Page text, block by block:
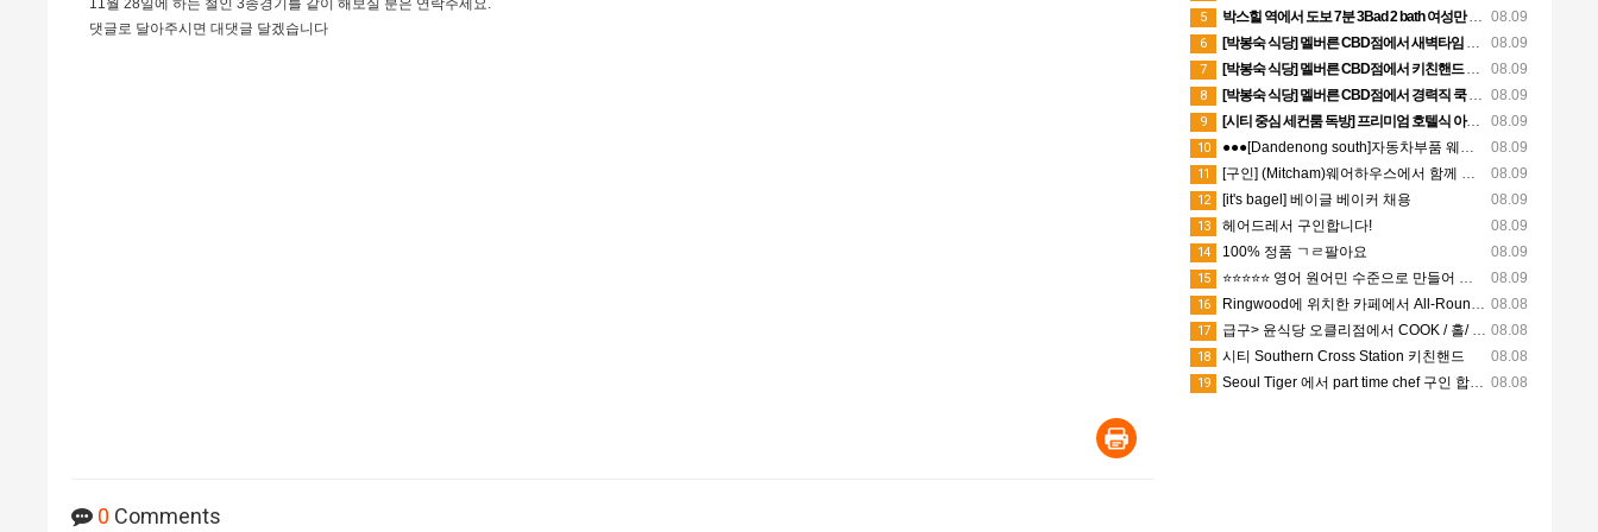
11월 28일에 하는 철인 3종경기를 같이 해보실 분은 연락주세요.
댓글로 달아주시면 대댓글 달겠습니다
0 Comments
08.09
5
박스힐 역에서 도보 7분 3Bad 2 bath 여성만 사는집 독방 쉐어생 찾습니다 (280불 빌포함)
08.09
6
[박봉숙 식당] 멜버른 CBD점에서 새벽타임 청소 직원 채용합니다 (경력자 환영)
08.09
7
[박봉숙 식당] 멜버른 CBD점에서 키친핸드 직원 채용합니다
08.09
8
[박봉숙 식당] 멜버른 CBD점에서 경력직 쿡 Cook 직원 채용합니다
08.09
9
[시티 중심 세컨룸 독방] 프리미엄 호텔식 아파트
08.09
10
●●●[Dandenong south]자동차부품 웨어하우스에서 General Hands ●파트타임 ●풀타임 (캐쥬얼)남성
08.09
11
[구인] (Mitcham)웨어하우스에서 함께 일하실 배송기사님을 구인중입니다
08.09
12
[it's bagel] 베이글 베이커 채용
08.09
13
헤어드레서 구인합니다!
08.09
14
100% 정품 ㄱㄹ팔아요
08.09
15
⭐⭐⭐⭐⭐ 영어 원어민 수준으로 만들어 드리겠습니다!! [온라인 트라이얼 및 수업가능] + 학생후기
08.08
16
Ringwood에 위치한 카페에서 All-Rounder 포지션 구인
08.08
17
급구> 윤식당 오클리점에서 COOK / 홀/ 디시 워셔 / 키친 핸드/ 주방보조 구합니다 ~~^^
08.08
18
시티 Southern Cross Station 키친핸드
08.08
19 Seoul Tiger 에서 part time chef 구인 합니다